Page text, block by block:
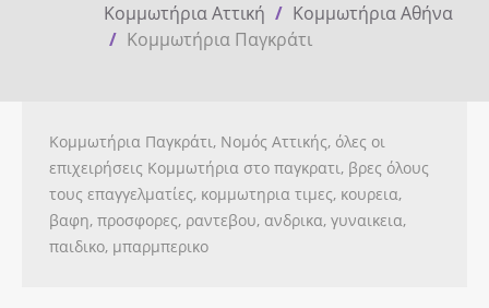
Κομμωτήρια Αττική / Κομμωτήρια Αθήνα
/ Κομμωτήρια Παγκράτι
Κομμωτήρια Παγκράτι, Νομός Αττικής, όλες οι
επιχειρήσεις Κομμωτήρια στο παγκρατι, βρες όλους
τους επαγγελματίες, κομμωτηρια τιμες, κουρεια,
βαφη, προσφορες, ραντεβου, ανδρικα, γυναικεια,
παιδικο, μπαρμπερικο